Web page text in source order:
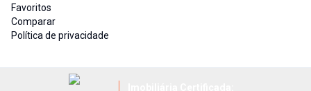
Favoritos
Comparar
Política de privacidade